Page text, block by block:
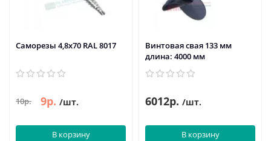
Саморезы 4,8х70 RAL 8017
10р. 9р. /шт.
В корзину
Винтовая свая 133 мм
длина: 4000 мм
6012р. /шт.
В корзину